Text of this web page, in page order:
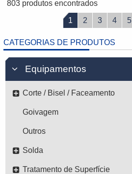
CATEGORIAS DE PRODUTOS
Equipamentos
Corte / Bisel / Faceamento
Goivagem
Outros
Solda
Tratamento de Superfície
803 produtos encontrados
1 2 3 4 5